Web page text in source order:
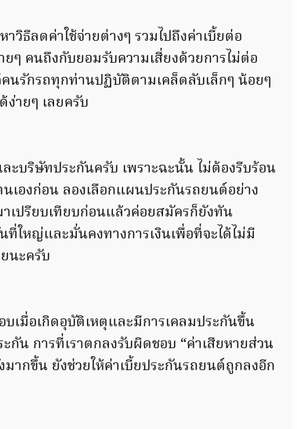
ธีลดค่าใช้จ่ายต่างๆ รวมไปถึงค่าเบี้ยต่อ
ๆ คนถึงกับยอมรับความเสี่ยงด้วยการไม่ต่อ
นรักรถทุกท่านปฏิบัติตามเคล็ดลับเล็กๆ น้อยๆ
ายๆ เลยครับ
ะบริษัทประกันครับ เพราะฉะนั้น ไม่ต้องรีบร้อน
เองก่อน ลองเลือกแผนประกันรถยนต์อย่าง
เปรียบเทียบก่อนแล้วค่อยสมัครก็ยังทัน
ใหญ่และมั่นคงทางการเงินเพื่อที่จะได้ไม่มี
นะครับ
เมื่อเกิดอุบัติเหตุและมีการเคลมประกันขึ้น
กัน การที่เราตกลงรับผิดชอบ “ค่าเสียหายส่วน
มากขึ้น ยังช่วยให้ค่าเบี้ยประกันรถยนต์ถูกลงอีก